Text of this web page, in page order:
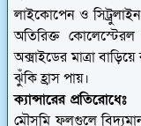
লাইকোপেন ও
অতিরিক্ত
অক্সাইডের মাত্রা
ঝুঁকি হ্রাস পায়।
ক্যান্সারের প্রতিরোধেঃ
মৌসুমি ফলগুলে বিদ্যমান